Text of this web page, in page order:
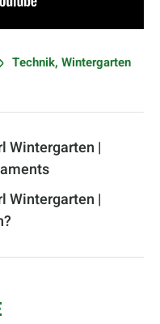
Technik, Wintergarten
Wintergarten |
Wintergarten |